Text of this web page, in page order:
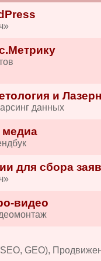
и
данных
медиа
для сбора
видео
GEO),